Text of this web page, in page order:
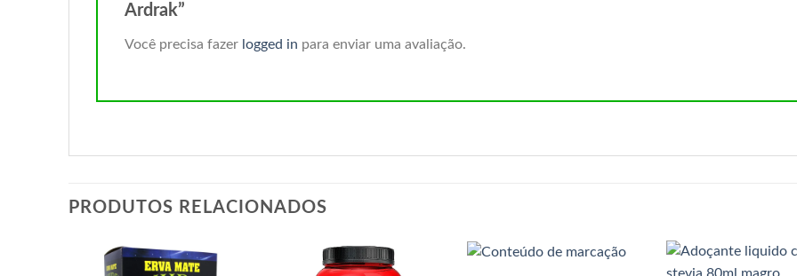
Ardrak”
Você precisa fazer logged in para enviar uma avaliação.
PRODUTOS RELACIONADOS